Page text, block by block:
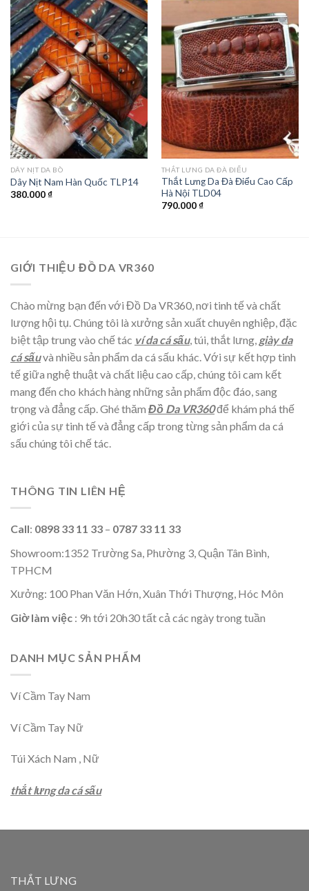
DÂY NỊT DA BÒ
Dây Nịt Nam Hàn Quốc TLP14
380.000₫
THẮT LƯNG DA ĐÀ ĐIỂU
Thắt Lưng Da Đà Điểu Cao Cấp
Hà Nội TLD04
790.000₫
GIỚI THIỆU ĐỒ DA VR360
Chào mừng bạn đến với Đồ Da VR360, nơi tinh tế và chất
lượng hội tụ. Chúng tôi là xưởng sản xuất chuyên nghiệp, đặc
biệt tập trung vào chế tác ví da cá sấu, túi, thắt lưng, giày da
cá sấuvà nhiều sản phẩm da cá sấu khác. Với sự kết hợp tinh
tế giữa nghệ thuật và chất liệu cao cấp, chúng tôi cam kết
mang đến cho khách hàng những sản phẩm độc đáo, sang
trọng và đẳng cấp. Ghé thăm Đồ Da VR360để khám phá thế
giới của sự tinh tế và đẳng cấp trong từng sản phẩm da cá
sấu chúng tôi chế tác.
THÔNG TIN LIÊN HỆ
Call: 0898 33 11 33 – 0787 33 11 33
Showroom:1352 Trường Sa, Phường 3, Quận Tân Bình,
TPHCM
Xưởng: 100 Phan Văn Hớn, Xuân Thới Thượng, Hóc Môn
Giờ làm việc : 9h tới 20h30 tất cả các ngày trong tuần
DANH MỤC SẢN PHẨM
Ví Cầm Tay Nam
Ví Cầm Tay Nữ
Túi Xách Nam , Nữ
thắt lưng da cá sấu
THẮT LƯNG